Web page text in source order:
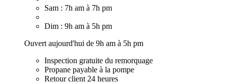
Sam : 7h am à 7h pm
Dim : 9h am à 5h pm
Ouvert aujourd'hui de 9h am à 5h pm
Inspection gratuite du remorquage
Propane payable à la pompe
Retour client 24 heures